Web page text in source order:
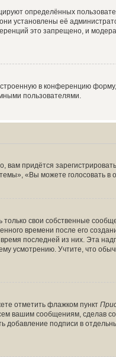
определённых
установлены её
это запрещено, и
в конференцию
пользователями.
придётся
«Вы можете голосовать в
свои собственные
времени после его
последней из них. Эта
усмотрению. Учтите, что
отметить флажком пункт
вашим сообщениям, сделав
добавление подписи в